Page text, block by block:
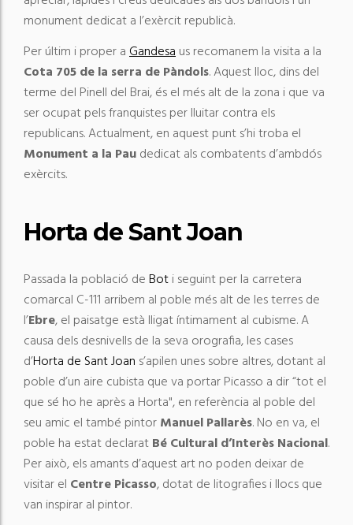
monument dedicat a l’exèrcit republicà.
Per últim i proper aGandesaus recomanem la visita a la
Cota 705 de la serra de Pàndols. Aquest lloc, dins del
terme del Pinell del Brai, és el més alt de la zona i que va
ser ocupat pels franquistes per lluitar contra els
republicans. Actualment, en aquest punt s’hi troba el
Monument a la Paudedicat als combatents d’ambdós
exèrcits.
Horta de Sant Joan
Passada la població deBoti seguint per la carretera
comarcal C-111 arribem al poble més alt de les terres de
l’Ebre, el paisatge està lligat íntimament al cubisme. A
causa dels desnivells de la seva orografia, les cases
d’Horta de Sant Joan s’apilen unes sobre altres, dotant al
poble d’un aire cubista que va portar Picasso a dir “tot el
que sé ho he après a Horta", en referència al poble del
seu amic el també pintorManuel Pallarès. No en va, el
poble ha estat declaratBé Cultural d’Interès Nacional.
Per això, els amants d’aquest art no poden deixar de
visitar el Centre Picasso, dotat de litografies i llocs que
van inspirar al pintor.